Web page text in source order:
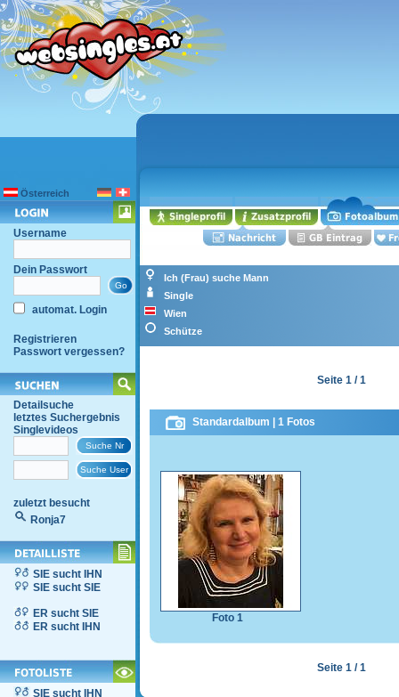
Österreich
Username
Dein Passwort
automat. Login
Registrieren
Passwort vergessen?
Detailsuche
letztes Suchergebnis
Singlevideos
zuletzt besucht
Ronja7
SIE sucht IHN
SIE sucht SIE
ER sucht SIE
ER sucht IHN
SIE sucht IHN
Ich (Frau) suche Mann
Single
Wien
Schütze
Seite 1 / 1
Standardalbum | 1 Fotos
Foto 1
Seite 1 / 1